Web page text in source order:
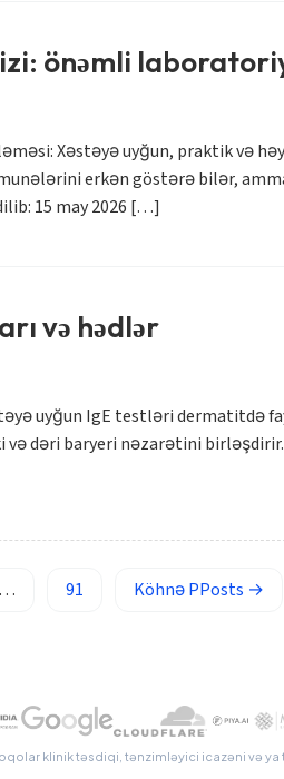
önəmli
Xəstəyə uyğun, praktik və
erkən göstərə bilər,
15 may 2026 […]
və hədlər
uyğun IgE testləri dermatitdə
dəri baryeri nəzarətini
… 91 KöhnəPPosts →
klinik təsdiqi, tənzimləyici icazəni və